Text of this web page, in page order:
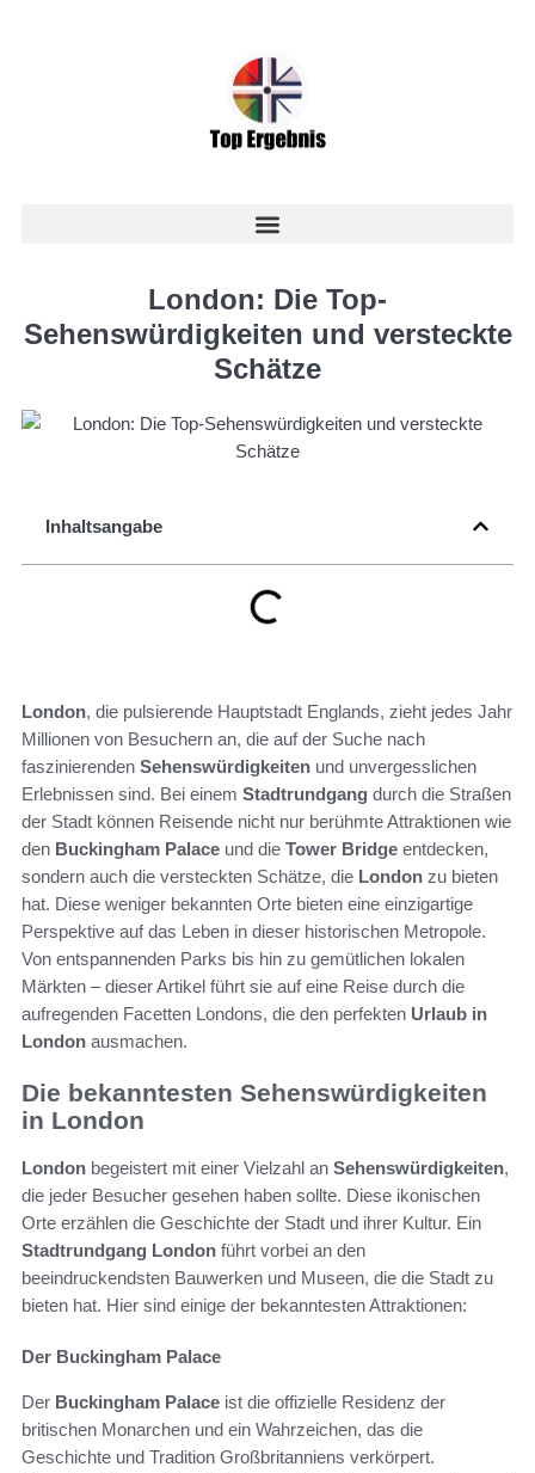
London: Die Top-
Sehenswürdigkeiten und versteckte
Schätze
Inhaltsangabe
London, die pulsierende Hauptstadt Englands, zieht jedes Jahr
Millionen von Besuchern an, die auf der Suche nach
faszinierenden Sehenswürdigkeiten und unvergesslichen
Erlebnissen sind. Bei einem Stadtrundgang durch die Straßen
der Stadt können Reisende nicht nur berühmte Attraktionen wie
den Buckingham Palace und die Tower Bridge entdecken,
sondern auch die versteckten Schätze, die London zu bieten
hat. Diese weniger bekannten Orte bieten eine einzigartige
Perspektive auf das Leben in dieser historischen Metropole.
Von entspannenden Parks bis hin zu gemütlichen lokalen
Märkten – dieser Artikel führt sie auf eine Reise durch die
aufregenden Facetten Londons, die den perfekten Urlaub in
London ausmachen.
Die bekanntesten Sehenswürdigkeiten
in London
London begeistert mit einer Vielzahl an Sehenswürdigkeiten,
die jeder Besucher gesehen haben sollte. Diese ikonischen
Orte erzählen die Geschichte der Stadt und ihrer Kultur. Ein
Stadtrundgang London führt vorbei an den
beeindruckendsten Bauwerken und Museen, die die Stadt zu
bieten hat. Hier sind einige der bekanntesten Attraktionen:
Der Buckingham Palace
Der Buckingham Palace ist die offizielle Residenz der
britischen Monarchen und ein Wahrzeichen, das die
Geschichte und Tradition Großbritanniens verkörpert.